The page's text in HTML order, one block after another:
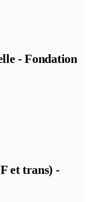
- Fondation
et trans) -